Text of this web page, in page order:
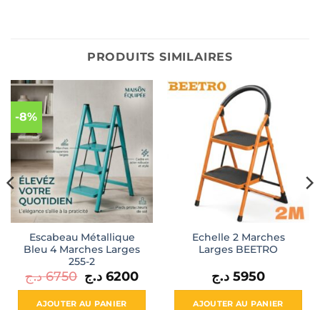
PRODUITS SIMILAIRES
-8%
Escabeau Métallique
Bleu 4 Marches Larges
255-2
6750 د.ج
Le
prix
initial
était :
6200 د.ج
Le
prix
actuel
AJOUTER AU PANIER
Echelle 2 Marches
Larges BEETRO
5950 د.ج
AJOUTER AU PANIER